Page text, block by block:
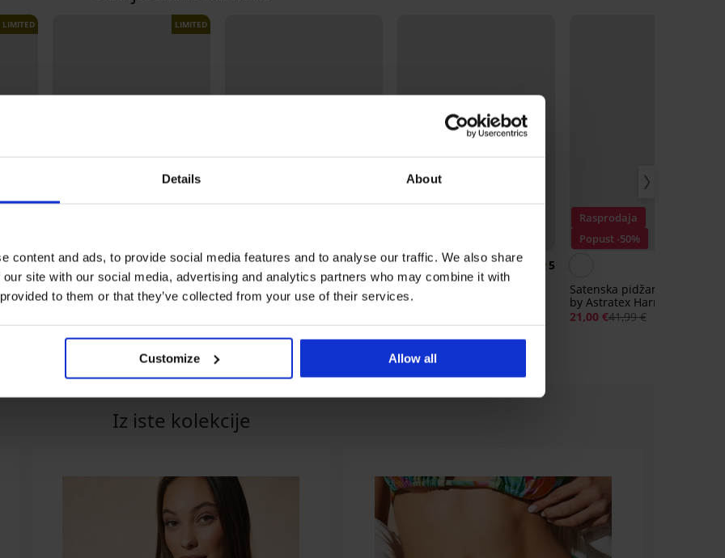
Details About
content and ads, to provide social media features and to analyse our traffic. We also share
site with our social media, advertising and analytics partners who may combine it with
to them or that they’ve collected from your use of their services.
Customize Allow all
LIMITED LIMITED
Satenska spavaćica
DIAMOND Beatrice
Grudnjak Nella
nepodstavljeni bez žica
5
Tunika za plažu Anna
28,99 €
Rasprodaja
Popust -50%
Satenska pidžama Diamond
by Astratex Harriet kratka
21,00 €41,99 €
Iz iste kolekcije